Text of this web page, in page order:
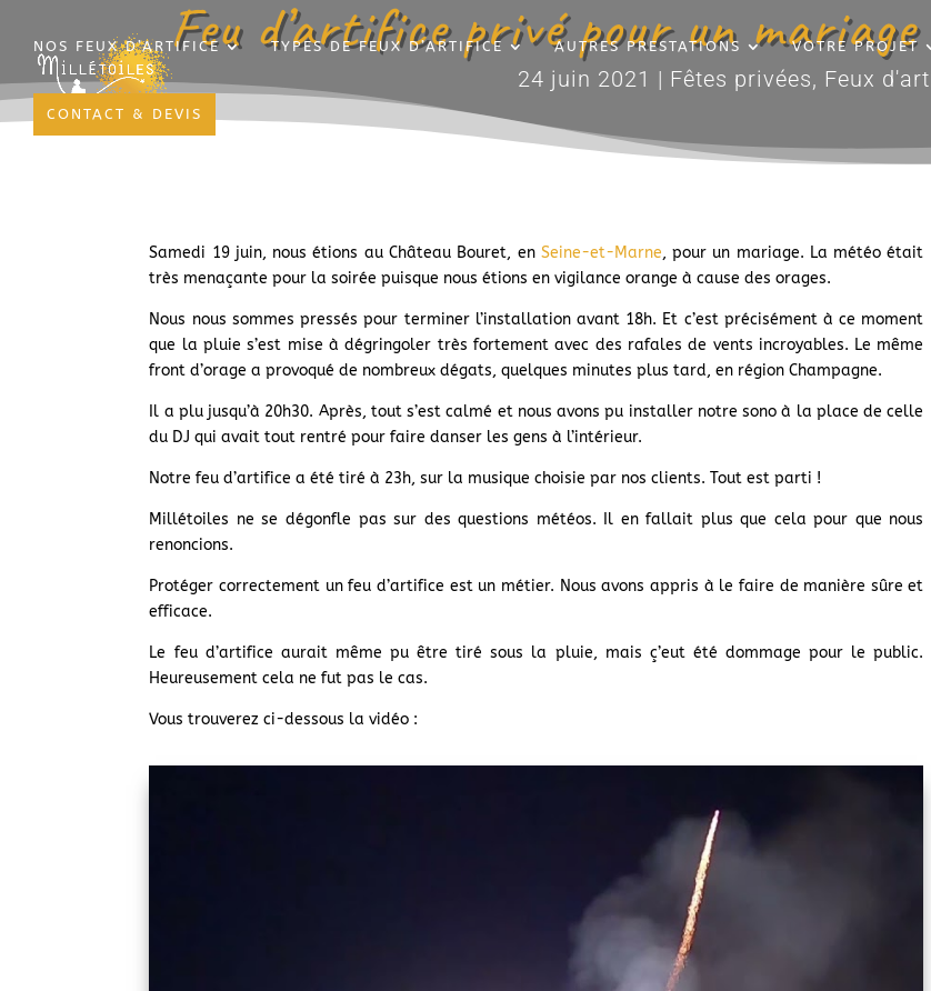
NOS FEUX D’ARTIFICE TYPES DE FEUX D’ARTIFICE AUTRES PRESTATIONS VOTRE PROJET
CONTACT & DEVIS
Feu d’artifice privé pour un
24 juin 2021 | Fêtes privées, Feux
Samedi 19 juin, nous étions au Château Bouret, en Seine-et-Marne, pour un mariage. La météo était
très menaçante pour la soirée puisque nous étions en vigilance orange à cause des orages.
Nous nous sommes pressés pour terminer l’installation avant 18h. Et c’est précisément à ce moment
que la pluie s’est mise à dégringoler très fortement avec des rafales de vents incroyables. Le même
front d’orage a provoqué de nombreux dégats, quelques minutes plus tard, en région Champagne.
Il a plu jusqu’à 20h30. Après, tout s’est calmé et nous avons pu installer notre sono à la place de celle
du DJ qui avait tout rentré pour faire danser les gens à l’intérieur.
Notre feu d’artifice a été tiré à 23h, sur la musique choisie par nos clients. Tout est parti !
Millétoiles ne se dégonfle pas sur des questions météos. Il en fallait plus que cela pour que nous
renoncions.
Protéger correctement un feu d’artifice est un métier. Nous avons appris à le faire de manière sûre et
efficace.
Le feu d’artifice aurait même pu être tiré sous la pluie, mais ç’eut été dommage pour le public.
Heureusement cela ne fut pas le cas.
Vous trouverez ci-dessous la vidéo :